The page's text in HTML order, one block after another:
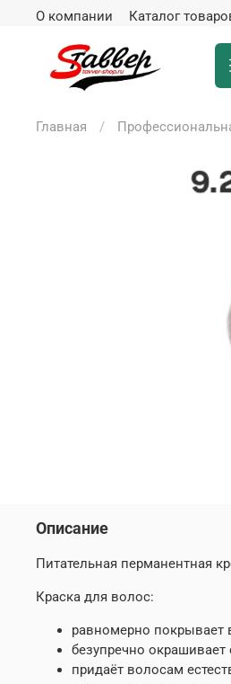
О компании Каталог
Главная
Описание
Питательная перманентная
Краска для волос:
равномерно покрывает
безупречно окрашивает
придаёт волосам